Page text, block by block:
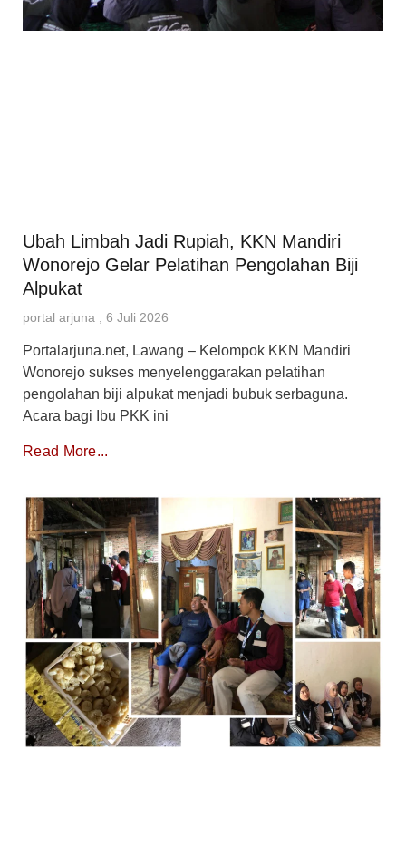
Ubah Limbah Jadi Rupiah, KKN Mandiri
Wonorejo Gelar Pelatihan Pengolahan Biji
Alpukat
portal arjuna 6 Juli 2026
Portalarjuna.net, Lawang – Kelompok KKN Mandiri
Wonorejo sukses menyelenggarakan pelatihan
pengolahan biji alpukat menjadi bubuk serbaguna.
Acara bagi Ibu PKK ini
Read More...